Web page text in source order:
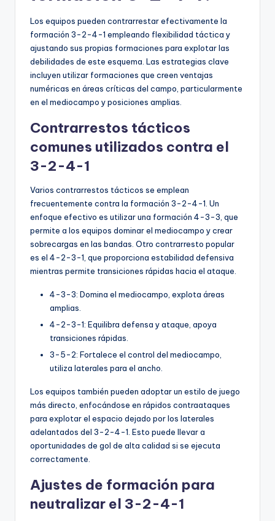
Los equipos pueden contrarrestar efectivamente la
formación 3-2-4-1 empleando flexibilidad táctica y
ajustando sus propias formaciones para explotar las
debilidades de este esquema. Las estrategias clave
incluyen utilizar formaciones que creen ventajas
numéricas en áreas críticas del campo, particularmente
en el mediocampo y posiciones amplias.
Contrarrestos tácticos
comunes utilizados contra el
3-2-4-1
Varios contrarrestos tácticos se emplean
frecuentemente contra la formación 3-2-4-1. Un
enfoque efectivo es utilizar una formación 4-3-3, que
permite a los equipos dominar el mediocampo y crear
sobrecargas en las bandas. Otro contrarresto popular
es el 4-2-3-1, que proporciona estabilidad defensiva
mientras permite transiciones rápidas hacia el ataque.
4-3-3: Domina el mediocampo, explota áreas
amplias.
4-2-3-1: Equilibra defensa y ataque, apoya
transiciones rápidas.
3-5-2: Fortalece el control del mediocampo,
utiliza laterales para el ancho.
Los equipos también pueden adoptar un estilo de juego
más directo, enfocándose en rápidos contraataques
para explotar el espacio dejado por los laterales
adelantados del 3-2-4-1. Esto puede llevar a
oportunidades de gol de alta calidad si se ejecuta
correctamente.
Ajustes de formación para
neutralizar el 3-2-4-1